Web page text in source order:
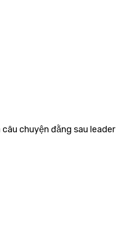
câu chuyện đằng sau leader